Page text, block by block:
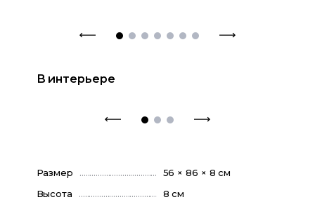
В интерьере
Размер
56 × 86 × 8 см
Высота
8 см